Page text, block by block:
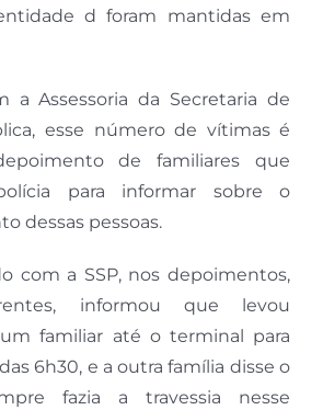
d foram mantidas em
a Assessoria da Secretaria de
esse número de vítimas é
de familiares que
para informar sobre o
dessas pessoas.
com a SSP, nos depoimentos,
informou que levou
familiar até o terminal para
6h30, e a outra família disse o
fazia a travessia nesse